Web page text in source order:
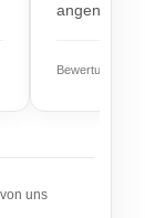
angenehm
Bewertung für:
uns